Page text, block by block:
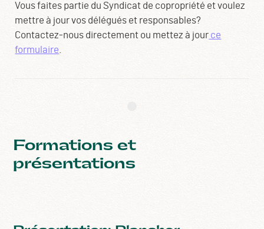
Vous faites partie du Syndicat de copropriété et voulez
mettre à jour vos délégués et responsables?
Contactez-nous directement ou mettez à jour ce
formulaire
Formations et
présentations